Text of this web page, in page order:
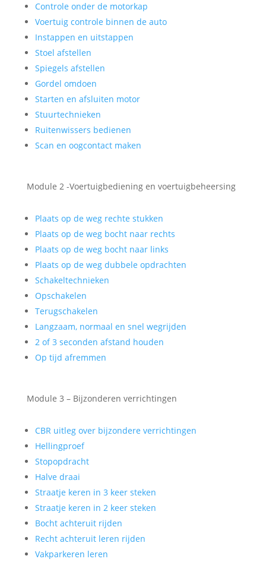
Controle onder de motorkap
Voertuig controle binnen de auto
Instappen en uitstappen
Stoel afstellen
Spiegels afstellen
Gordel omdoen
Starten en afsluiten motor
Stuurtechnieken
Ruitenwissers bedienen
Scan en oogcontact maken
Module 2 -Voertuigbediening en voertuigbeheersing
Plaats op de weg rechte stukken
Plaats op de weg bocht naar rechts
Plaats op de weg bocht naar links
Plaats op de weg dubbele opdrachten
Schakeltechnieken
Opschakelen
Terugschakelen
Langzaam, normaal en snel wegrijden
2 of 3 seconden afstand houden
Op tijd afremmen
Module 3 – Bijzonderen verrichtingen
CBR uitleg over bijzondere verrichtingen
Hellingproef
Stopopdracht
Halve draai
Straatje keren in 3 keer steken
Straatje keren in 2 keer steken
Bocht achteruit rijden
Recht achteruit leren rijden
Vakparkeren leren